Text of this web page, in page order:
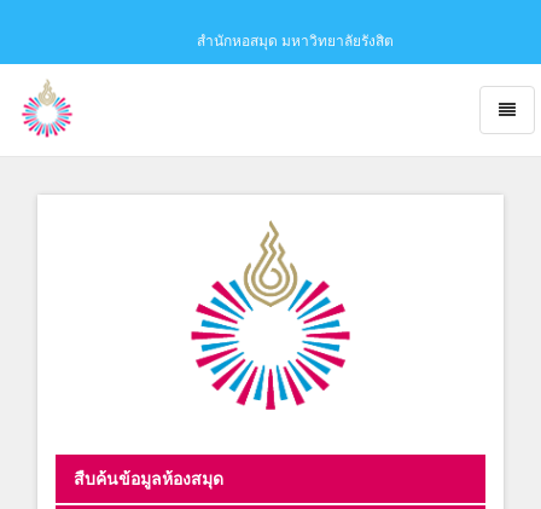
สำนักหอสมุด มหาวิทยาลัยรังสิต
go
สืบค้นข้อมูลห้องสมุด